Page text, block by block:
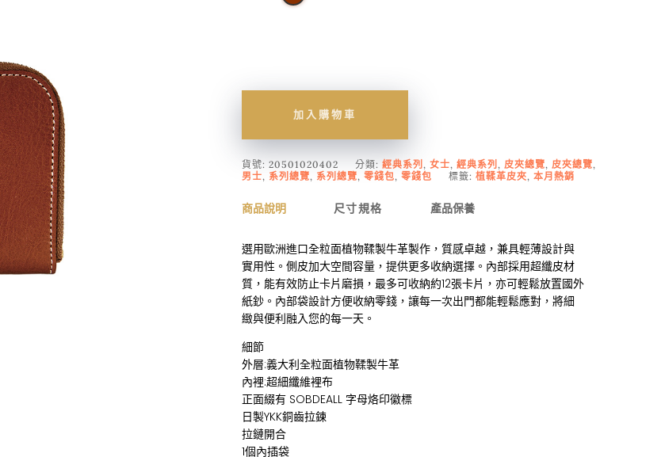
加入購物車
貨號: 20501020402 分類: 經典系列 , 女士, 經典系列 , 皮夾總覽, 皮夾總覽,
男士, 系列總覽, 系列總覽, 零錢包, 零錢包 標籤: 植鞣革皮夾, 本月熱銷
商品說明 尺寸規格 產品保養
選用歐洲進口全粒面植物鞣製牛革製作，質感卓越，兼具輕薄設計與
實用性。側皮加大空間容量，提供更多收納選擇。內部採用超纖皮材
質，能有效防止卡片磨損，最多可收納約12張卡片，亦可輕鬆放置國外
紙鈔。內部袋設計方便收納零錢，讓每一次出門都能輕鬆應對，將細
緻與便利融入您的每一天。
細節
外層:義大利全粒面植物鞣製牛革
內裡:超細纖維裡布
正面綴有 SOBDEALL 字母烙印徽標
日製YKK銅齒拉鍊
拉鏈開合
1個內插袋